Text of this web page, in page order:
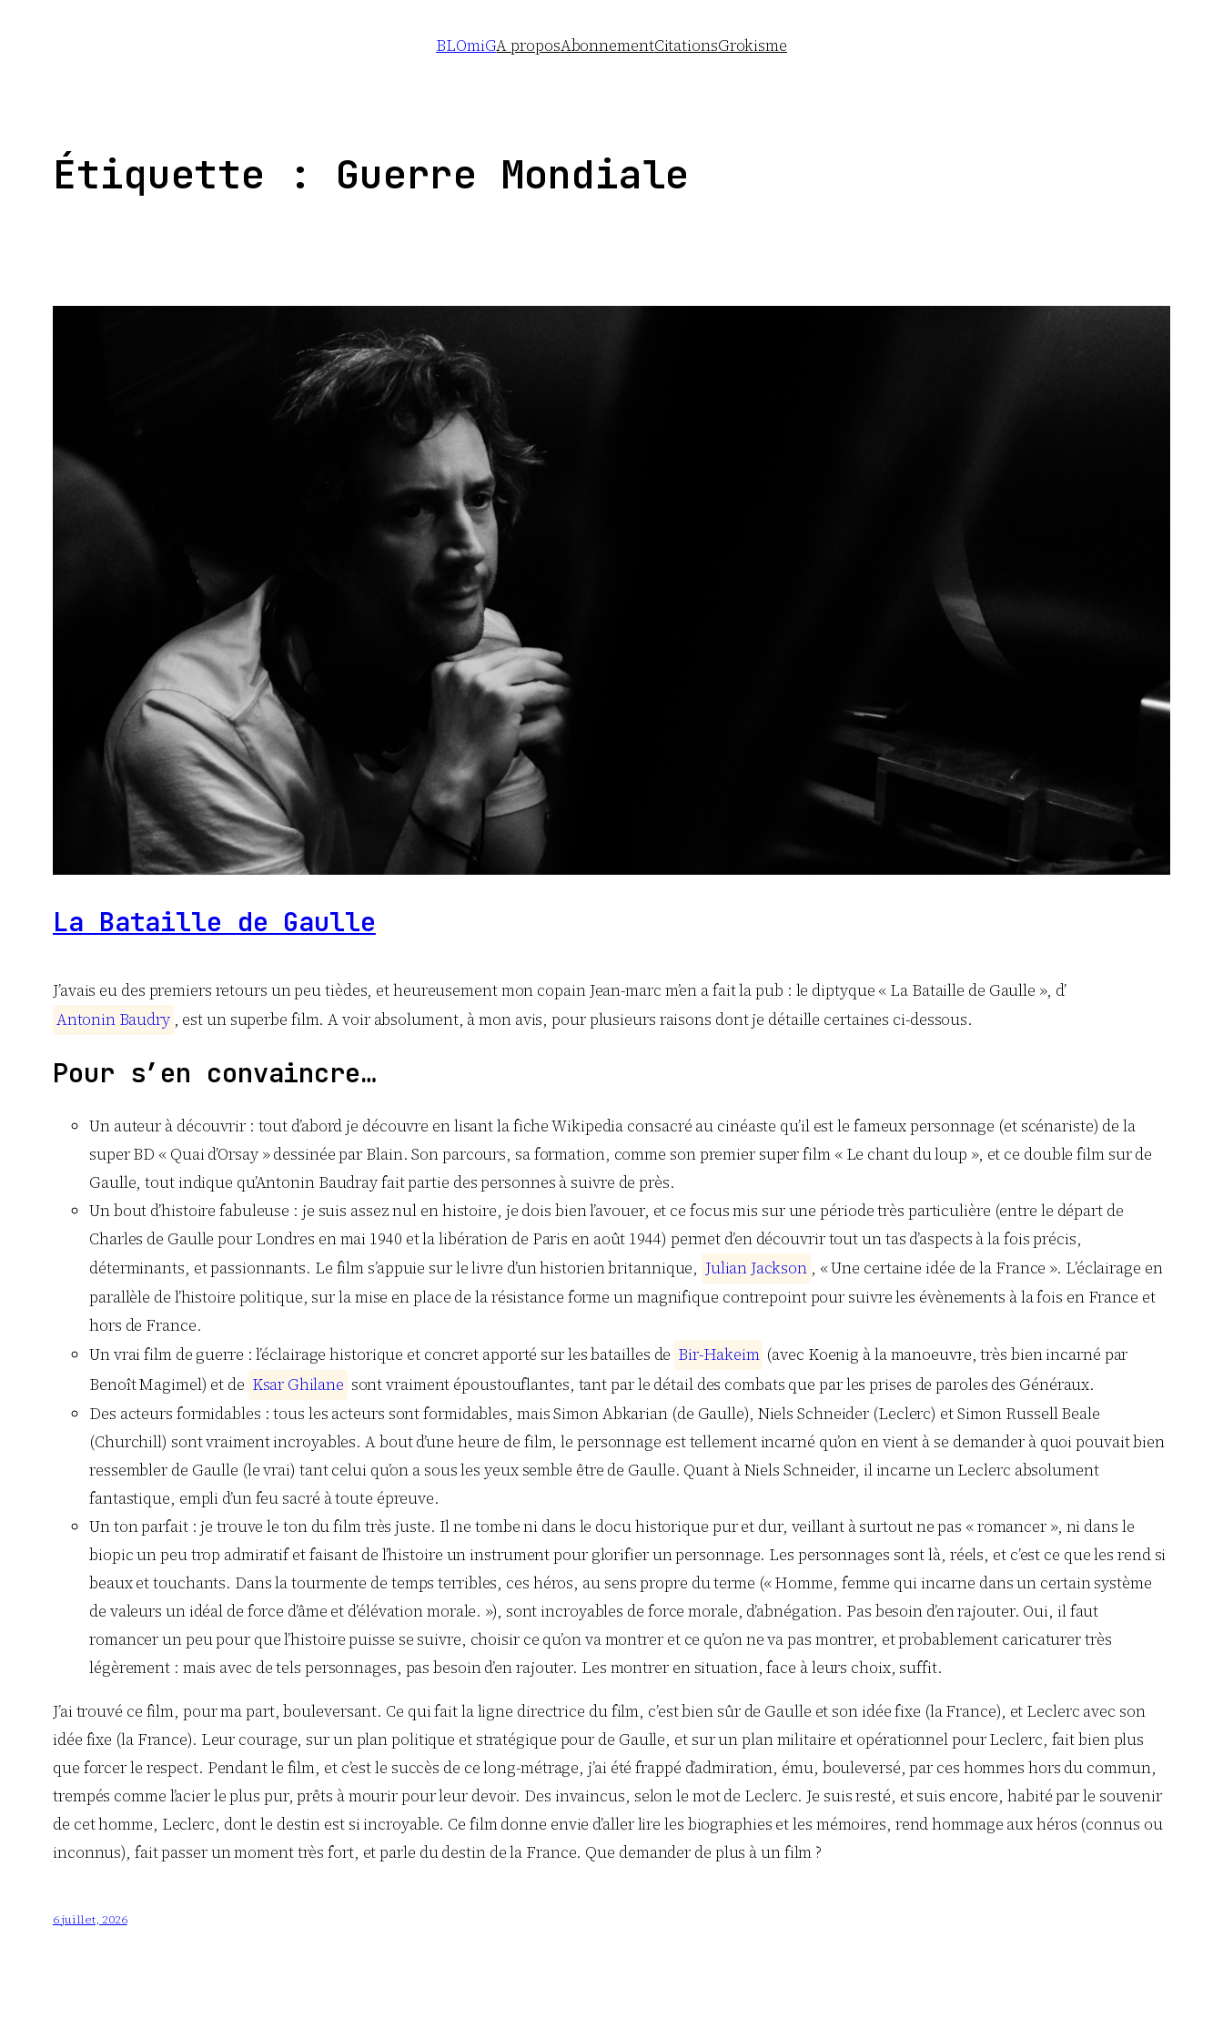
BLOmiGA proposAbonnementCitationsGrokisme
Étiquette : Guerre Mondiale
La Bataille de Gaulle
J’avais eu des premiers retours un peu tièdes, et heureusement mon copain Jean-marc m’en a fait la pub : le diptyque « La Bataille de Gaulle », d’
Antonin Baudry , est un superbe film. A voir absolument, à mon avis, pour plusieurs raisons dont je détaille certaines ci-dessous.
Pour s’en convaincre…
Un auteur à découvrir : tout d’abord je découvre en lisant la fiche Wikipedia consacré au cinéaste qu’il est le fameux personnage (et scénariste) de la
super BD « Quai d’Orsay » dessinée par Blain. Son parcours, sa formation, comme son premier super film « Le chant du loup », et ce double film sur de
Gaulle, tout indique qu’Antonin Baudray fait partie des personnes à suivre de près.
Un bout d’histoire fabuleuse : je suis assez nul en histoire, je dois bien l’avouer, et ce focus mis sur une période très particulière (entre le départ de
Charles de Gaulle pour Londres en mai 1940 et la libération de Paris en août 1944) permet d’en découvrir tout un tas d’aspects à la fois précis,
déterminants, et passionnants. Le film s’appuie sur le livre d’un historien britannique, Julian Jackson , « Une certaine idée de la France ». L’éclairage en
parallèle de l’histoire politique, sur la mise en place de la résistance forme un magnifique contrepoint pour suivre les évènements à la fois en France et
hors de France.
Un vrai film de guerre : l’éclairage historique et concret apporté sur les batailles de Bir-Hakeim (avec Koenig à la manoeuvre, très bien incarné par
Benoît Magimel) et de Ksar Ghilane sont vraiment époustouflantes, tant par le détail des combats que par les prises de paroles des Généraux.
Des acteurs formidables : tous les acteurs sont formidables, mais Simon Abkarian (de Gaulle), Niels Schneider (Leclerc) et Simon Russell Beale
(Churchill) sont vraiment incroyables. A bout d’une heure de film, le personnage est tellement incarné qu’on en vient à se demander à quoi pouvait bien
ressembler de Gaulle (le vrai) tant celui qu’on a sous les yeux semble être de Gaulle. Quant à Niels Schneider, il incarne un Leclerc absolument
fantastique, empli d’un feu sacré à toute épreuve.
Un ton parfait : je trouve le ton du film très juste. Il ne tombe ni dans le docu historique pur et dur, veillant à surtout ne pas « romancer », ni dans le
biopic un peu trop admiratif et faisant de l’histoire un instrument pour glorifier un personnage. Les personnages sont là, réels, et c’est ce que les rend si
beaux et touchants. Dans la tourmente de temps terribles, ces héros, au sens propre du terme (« Homme, femme qui incarne dans un certain système
de valeurs un idéal de force d’âme et d’élévation morale. »), sont incroyables de force morale, d’abnégation. Pas besoin d’en rajouter. Oui, il faut
romancer un peu pour que l’histoire puisse se suivre, choisir ce qu’on va montrer et ce qu’on ne va pas montrer, et probablement caricaturer très
légèrement : mais avec de tels personnages, pas besoin d’en rajouter. Les montrer en situation, face à leurs choix, suffit.
J’ai trouvé ce film, pour ma part, bouleversant. Ce qui fait la ligne directrice du film, c’est bien sûr de Gaulle et son idée fixe (la France), et Leclerc avec son
idée fixe (la France). Leur courage, sur un plan politique et stratégique pour de Gaulle, et sur un plan militaire et opérationnel pour Leclerc, fait bien plus
que forcer le respect. Pendant le film, et c’est le succès de ce long-métrage, j’ai été frappé d’admiration, ému, bouleversé, par ces hommes hors du commun,
trempés comme l’acier le plus pur, prêts à mourir pour leur devoir. Des invaincus, selon le mot de Leclerc. Je suis resté, et suis encore, habité par le souvenir
de cet homme, Leclerc, dont le destin est si incroyable. Ce film donne envie d’aller lire les biographies et les mémoires, rend hommage aux héros (connus ou
inconnus), fait passer un moment très fort, et parle du destin de la France. Que demander de plus à un film ?
6 juillet, 2026